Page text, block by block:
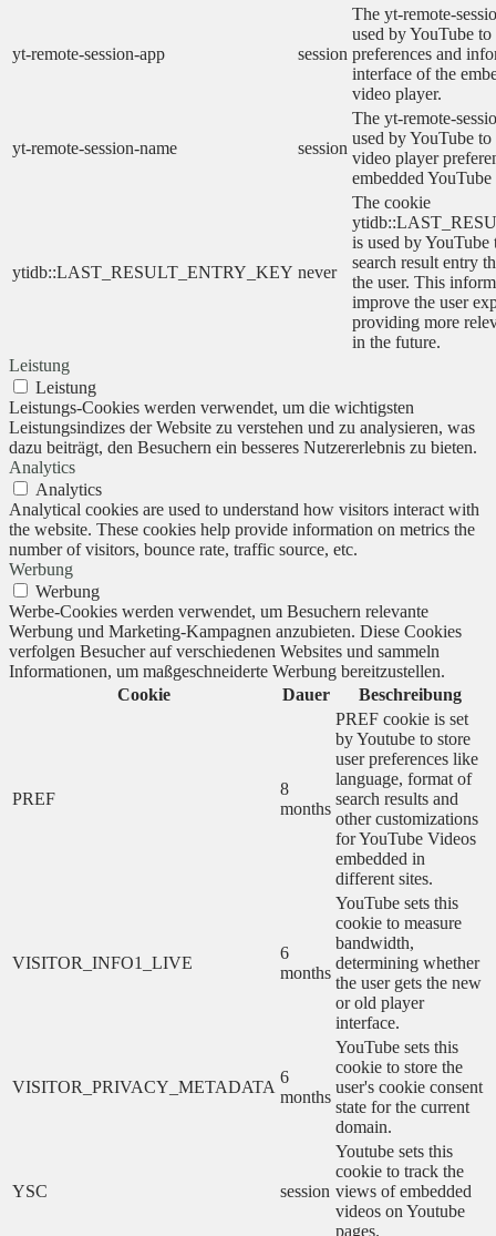
yt-remote-session-app session
The yt-remote-
used by YouTube to
preferences and
interface of the
video player.
yt-remote-session-name session
The yt-remote-
used by YouTube to
video player
embedded
ytidb::LAST_RESULT_ENTRY_KEY never
The cookie
is used by YouTube
search result entry
the user. This
improve the user
providing more
in the future.
Leistung
Leistung
Leistungs-Cookies werden verwendet, um die wichtigsten
Leistungsindizes der Website zu verstehen und zu analysieren, was
dazu beiträgt, den Besuchern ein besseres Nutzererlebnis zu bieten.
Analytics
Analytics
Analytical cookies are used to understand how visitors interact with
the website. These cookies help provide information on metrics the
number of visitors, bounce rate, traffic source, etc.
Werbung
Werbung
Werbe-Cookies werden verwendet, um Besuchern relevante
Werbung und Marketing-Kampagnen anzubieten. Diese Cookies
verfolgen Besucher auf verschiedenen Websites und sammeln
Informationen, um maßgeschneiderte Werbung bereitzustellen.
Cookie
Dauer Beschreibung
PREF
8
months
PREF cookie is set
by Youtube to store
user preferences like
language, format of
search results and
other customizations
for YouTube Videos
embedded in
different sites.
VISITOR_INFO1_LIVE
6
months
YouTube sets this
cookie to measure
bandwidth,
determining whether
the user gets the new
or old player
interface.
VISITOR_PRIVACY_METADATA
6
months
YouTube sets this
cookie to store the
user's cookie consent
state for the current
domain.
YSC session
Youtube sets this
cookie to track the
views of embedded
videos on Youtube
pages.